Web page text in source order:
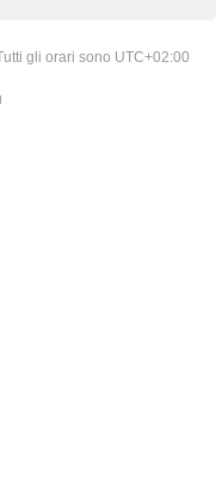
gli orari sono UTC+02:00